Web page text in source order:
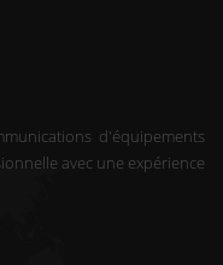
d'équipements
avec une expérience